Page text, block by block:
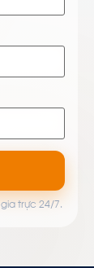
trực 24/7.